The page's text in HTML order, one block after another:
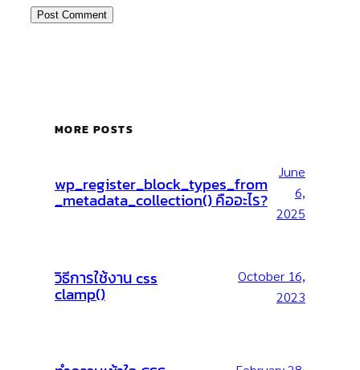
MORE POSTS
wp_register_block_types_from
_metadata_collection() คืออะไร?
June
6,
2025
วิธีการใช้งาน css
clamp()
October 16,
2023